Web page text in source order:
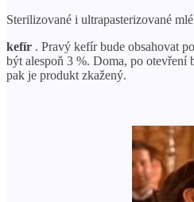
Sterilizované i ultrapasterizované
kefír . Pravý kefír bude obsahovat
být alespoň 3 %. Doma, po otevření
pak je produkt zkažený.